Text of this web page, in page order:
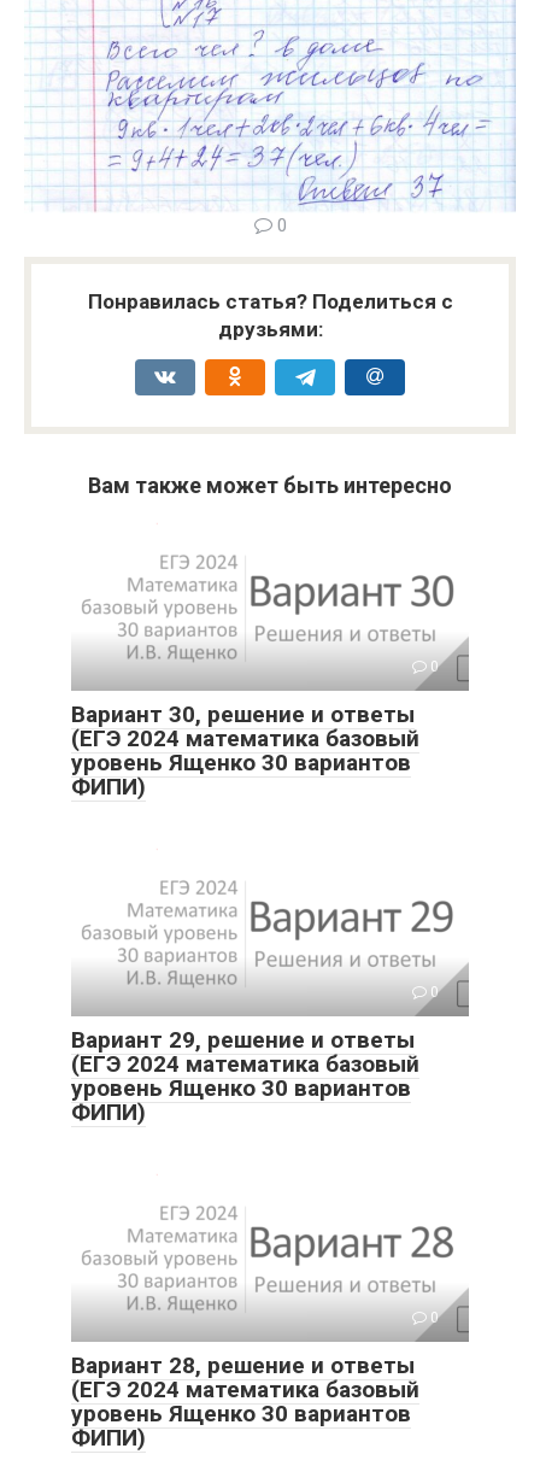
0
Понравилась статья? Поделиться с
друзьями:
Вам также может быть интересно
0
Вариант 30, решение и ответы
(ЕГЭ 2024 математика базовый
уровень Ященко 30 вариантов
ФИПИ)
0
Вариант 29, решение и ответы
(ЕГЭ 2024 математика базовый
уровень Ященко 30 вариантов
ФИПИ)
0
Вариант 28, решение и ответы
(ЕГЭ 2024 математика базовый
уровень Ященко 30 вариантов
ФИПИ)